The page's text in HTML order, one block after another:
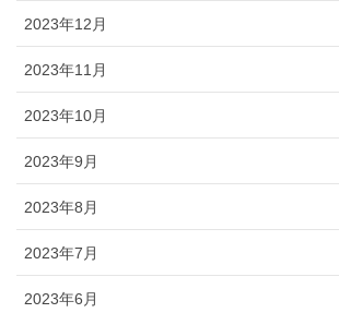
2023年12月
2023年11月
2023年10月
2023年9月
2023年8月
2023年7月
2023年6月